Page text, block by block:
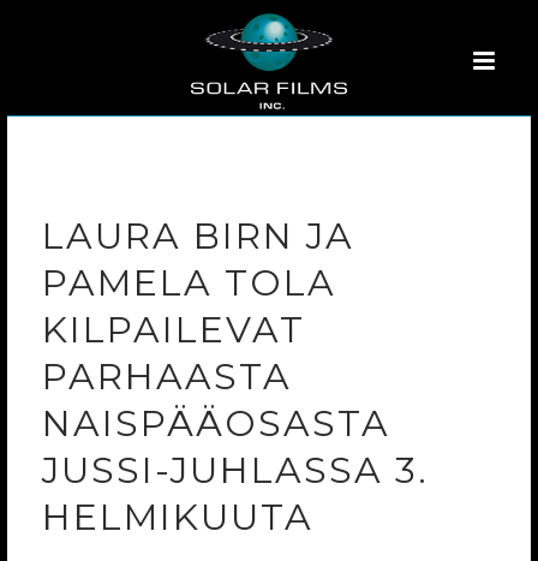
LAURA BIRN JA
PAMELA TOLA
KILPAILEVAT
PARHAASTA
NAISPÄÄOSASTA
JUSSI-JUHLASSA 3.
HELMIKUUTA